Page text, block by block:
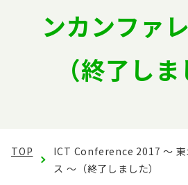
English
会員専用ンカンファ
（終了しま
TOP
ICT Conference 2017 〜 東
ス 〜（終了しました）